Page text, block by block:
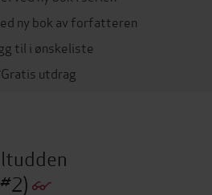
ny bok av forfatteren
til i ønskeliste
Gratis utdrag